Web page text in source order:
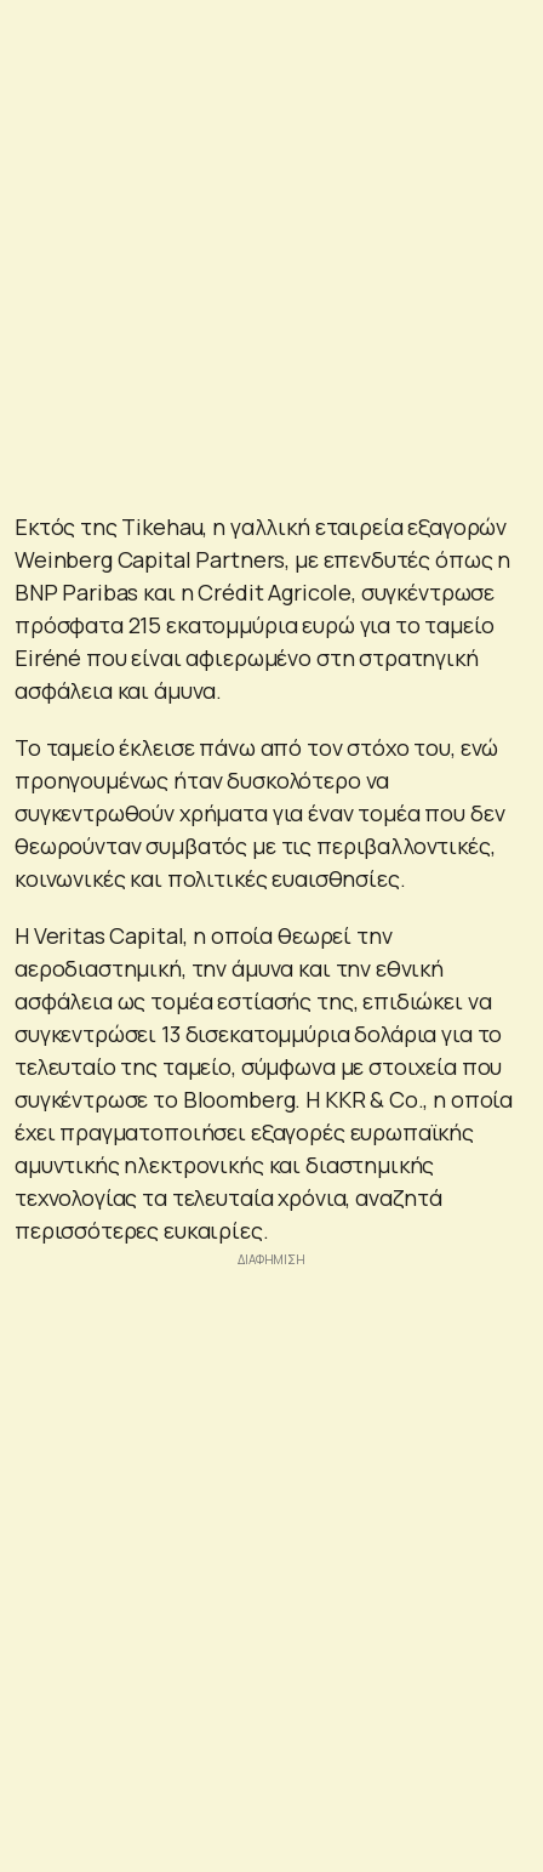
Εκτός της Tikehau, η γαλλική εταιρεία εξαγορών
Weinberg Capital Partners, με επενδυτές όπως η
BNP Paribas και η Crédit Agricole, συγκέντρωσε
πρόσφατα 215 εκατομμύρια ευρώ για το ταμείο
Eiréné που είναι αφιερωμένο στη στρατηγική
ασφάλεια και άμυνα.
Το ταμείο έκλεισε πάνω από τον στόχο του, ενώ
προηγουμένως ήταν δυσκολότερο να
συγκεντρωθούν χρήματα για έναν τομέα που δεν
θεωρούνταν συμβατός με τις περιβαλλοντικές,
κοινωνικές και πολιτικές ευαισθησίες.
Η Veritas Capital, η οποία θεωρεί την
αεροδιαστημική, την άμυνα και την εθνική
ασφάλεια ως τομέα εστίασής της, επιδιώκει να
συγκεντρώσει 13 δισεκατομμύρια δολάρια για το
τελευταίο της ταμείο, σύμφωνα με στοιχεία που
συγκέντρωσε το Bloomberg. Η KKR & Co., η οποία
έχει πραγματοποιήσει εξαγορές ευρωπαϊκής
αμυντικής ηλεκτρονικής και διαστημικής
τεχνολογίας τα τελευταία χρόνια, αναζητά
περισσότερες ευκαιρίες.